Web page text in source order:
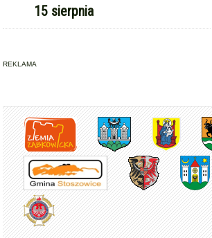
15 sierpnia
REKLAMA